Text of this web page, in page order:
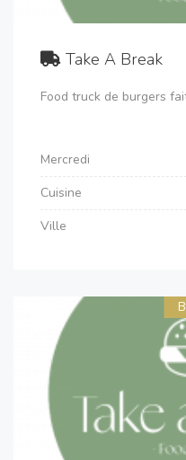
Take A Break
Food truck de burgers
Mercredi
Cuisine
Ville